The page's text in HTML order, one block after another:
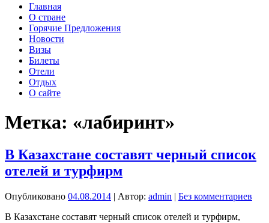
Главная
О стране
Горячие Предложения
Новости
Визы
Билеты
Отели
Отдых
О сайте
Метка: «лабиринт»
В Казахстане составят черный список
отелей и турфирм
Опубликовано 04.08.2014 | Автор: admin | Без комментариев
В Казахстане составят черный список отелей и турфирм,